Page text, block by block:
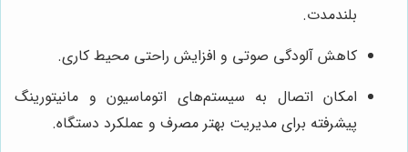
بلندمدت.
کاهش آلودگی صوتی و افزایش راحتی محیط کاری.
امکان اتصال به سیستم‌های اتوماسیون و مانیتورینگ
پیشرفته برای مدیریت بهتر مصرف و عملکرد دستگاه.